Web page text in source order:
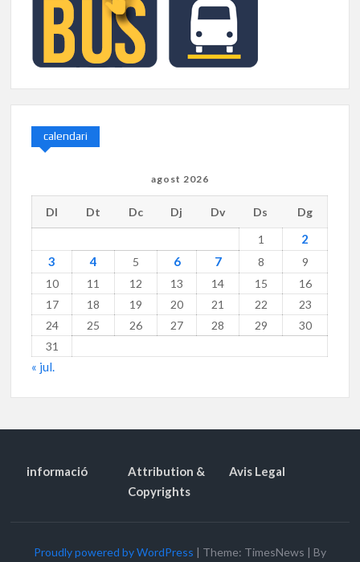
calendari
agost 2026
Dl Dt Dc Dj Dv Ds
Dg
1
2
3
4 5 6 7 8
9
10
11 12 13 14 15
16
17
18 19 20 21 22
23
24
25 26 27 28 29
30
31
« jul.
informació
Attribution &
Copyrights
Avis Legal
Proudly powered by WordPress | Theme: TimesNews | By